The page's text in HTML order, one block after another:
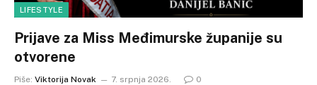
LIFESTYLE
Prijave za Miss Međimurske županije su
otvorene
Piše: Viktorija Novak 7. srpnja 2026. 0